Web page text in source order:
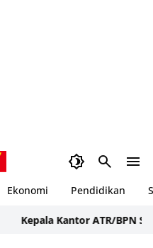
Ekonomi Pendidikan
Kepala Kantor ATR/BPN